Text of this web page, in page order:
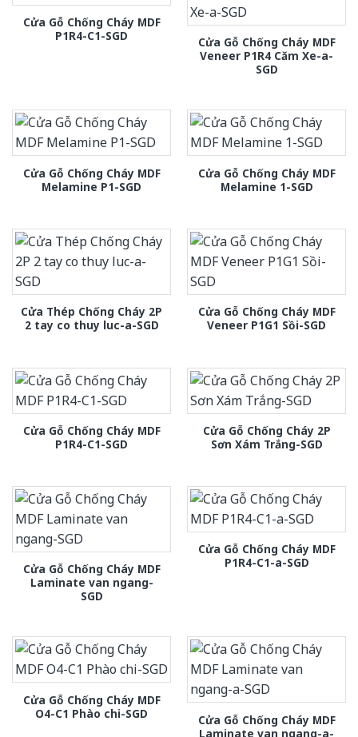
Cửa Gỗ Chống Cháy MDF
P1R4-C1-SGD
Cửa Gỗ Chống Cháy MDF
Veneer P1R4 Căm Xe-a-
SGD
Cửa Gỗ Chống Cháy MDF
Melamine P1-SGD
Cửa Gỗ Chống Cháy MDF
Melamine 1-SGD
Cửa Thép Chống Cháy 2P
2 tay co thuy luc-a-SGD
Cửa Gỗ Chống Cháy MDF
Veneer P1G1 Sồi-SGD
Cửa Gỗ Chống Cháy MDF
P1R4-C1-SGD
Cửa Gỗ Chống Cháy 2P
Sơn Xám Trắng-SGD
Cửa Gỗ Chống Cháy MDF
Laminate van ngang-
SGD
Cửa Gỗ Chống Cháy MDF
P1R4-C1-a-SGD
Cửa Gỗ Chống Cháy MDF
O4-C1 Phào chi-SGD
Cửa Gỗ Chống Cháy MDF
Laminate van ngang-a-